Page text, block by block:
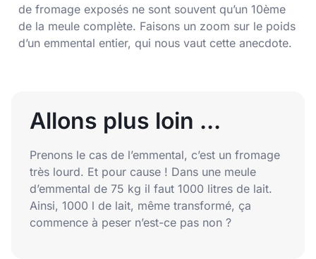
de fromage exposés ne sont souvent qu’un 10ème
de la meule complète. Faisons un zoom sur le poids
d’un emmental entier, qui nous vaut cette anecdote.
Allons plus loin ...
Prenons le cas de l’emmental, c’est un fromage
très lourd. Et pour cause ! Dans une meule
d’emmental de 75 kg il faut 1000 litres de lait.
Ainsi, 1000 l de lait, même transformé, ça
commence à peser n’est-ce pas non ?